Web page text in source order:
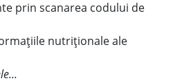
prin scanarea codului de
nutriționale ale